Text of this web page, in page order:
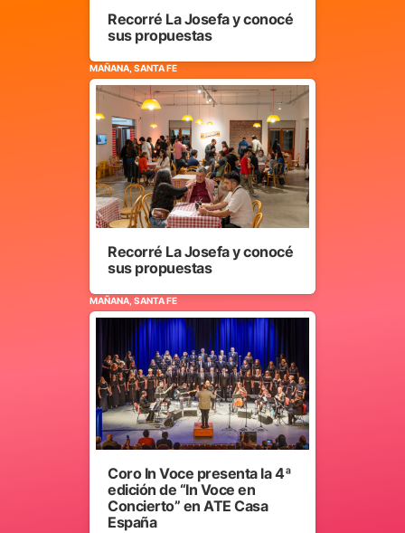
Recorré La Josefa y conocé
sus propuestas
MAÑANA, SANTA FE
Recorré La Josefa y conocé
sus propuestas
MAÑANA, SANTA FE
Coro In Voce presenta la 4ª
edición de “In Voce en
Concierto” en ATE Casa
España